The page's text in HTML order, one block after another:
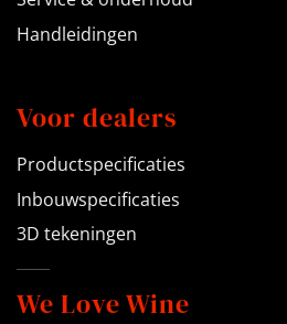
Handleidingen
Voor dealers
Productspecificaties
Inbouwspecificaties
3D tekeningen
We Love Wine